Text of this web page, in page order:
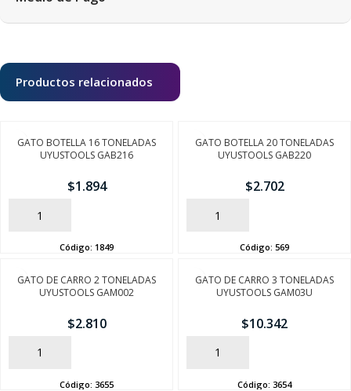
Productos relacionados
GATO BOTELLA 16 TONELADAS
UYUSTOOLS GAB216
$1.894
AÑADIR
Código: 1849
GATO BOTELLA 20 TONELADAS
UYUSTOOLS GAB220
$2.702
AÑADIR
Código: 569
GATO DE CARRO 2 TONELADAS
UYUSTOOLS GAM002
$2.810
AÑADIR
Código: 3655
GATO DE CARRO 3 TONELADAS
UYUSTOOLS GAM03U
$10.342
AÑADIR
Código: 3654
FINALIZÁ TU COMPRA